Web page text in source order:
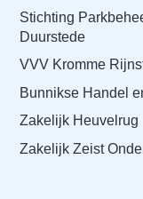
Stichting
Duurstede
VVV Kromme
Bunnikse Handel
Zakelijk Heuvelrug
Zakelijk Zeist